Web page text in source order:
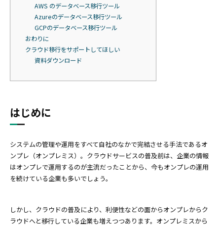
AWS のデータベース移行ツール
Azureのデータベース移行ツール
GCPのデータベース移行ツール
おわりに
クラウド移行をサポートしてほしい
資料ダウンロード
はじめに
システムの管理や運用をすべて自社のなかで完結させる手法であるオ
ンプレ（オンプレミス）。クラウドサービスの普及前は、企業の情報
はオンプレで運用するのが主流だったことから、今もオンプレの運用
を続けている企業も多いでしょう。
しかし、クラウドの普及により、利便性などの面からオンプレからク
ラウドへと移行している企業も増えつつあります。オンプレミスから